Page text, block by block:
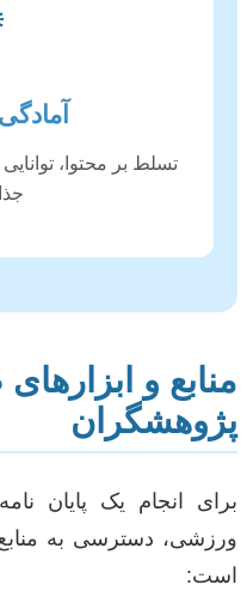
تسلط بر محتوا،
منابع و
پژوهشگران
برای انجام یک پایان
ورزشی، دسترسی به
است: